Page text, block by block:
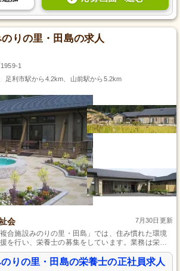
りの里・田島の求人
1
足利市駅から4.2km、山前駅から5.2km
会 7月30日更新
合施設みのりの里・田島」では、住み慣れた環境
を行い、栄養士の募集をしています。業務は栄養
者には丁寧なフォローがあるため安心して就職で
います。また、通勤にも便利な立地と十分な駐車
りの里・田島の栄養士の正社員求人